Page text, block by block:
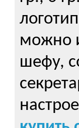
можно
шефу,